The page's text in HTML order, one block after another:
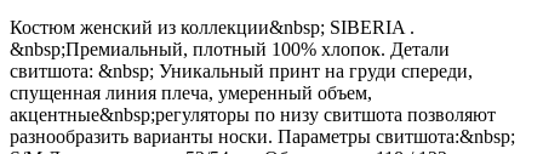
Костюм женский из коллекции&nbsp; SIBERIA .
&nbsp;Премиальный, плотный 100% хлопок. Детали
свитшота: &nbsp; Уникальный принт на груди спереди,
спущенная линия плеча, умеренный объем,
акцентные&nbsp;регуляторы по низу свитшота позволяют
разнообразить варианты носки. Параметры свитшота:&nbsp;